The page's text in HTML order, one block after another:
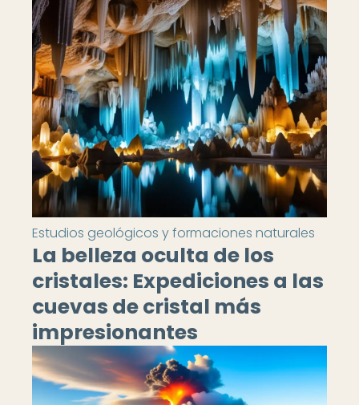
Estudios geológicos y formaciones naturales
La belleza oculta de los
cristales: Expediciones a las
cuevas de cristal más
impresionantes